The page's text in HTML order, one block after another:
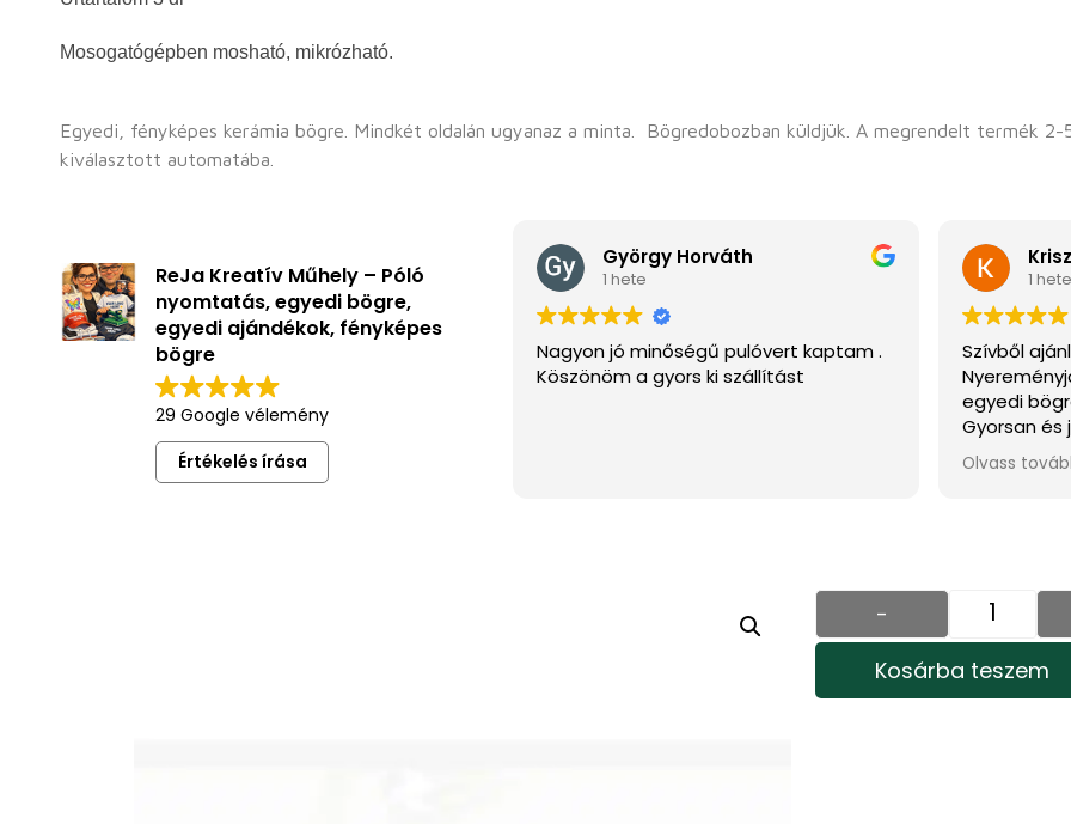
Mosogatógépben mosható, mikrózható.
Egyedi, fényképes kerámia bögre. Mindkét oldalán ugyanaz a minta. Bögredobozban küldjük. A megrendelt termék 2-
kiválasztott automatába.
ReJa Kreatív Műhely – Póló
nyomtatás, egyedi bögre,
egyedi ajándékok, fényképes
bögre
29 Google vélemény
Értékelés írása
György Horváth
1 hete
Nagyon jó minőségű pulóvert kaptam .
Köszönöm a gyors ki szállítást
1 hete
Szívből
egyedi
Gyorsan és
és minden
mértékben
Válasz
Olvass
-
Kosárba teszem